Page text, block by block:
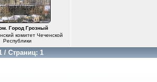
Город Грозный
комитет Чеченской
Республики
/ Страниц: 1